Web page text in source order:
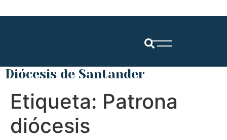
Diócesis de Santander
Etiqueta: Patrona
diócesis